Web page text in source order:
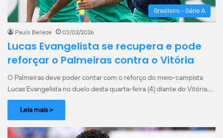
Brasileiro - Série A
Paulo Belleze 03/02/2026
Lucas Evangelista se recupera e pode
reforçar o Palmeiras contra o Vitória
O Palmeiras deve poder contar com o reforço do meio-campista
Lucas Evangelista no duelo desta quarta-feira (4) diante do Vitória,…
Leia mais >